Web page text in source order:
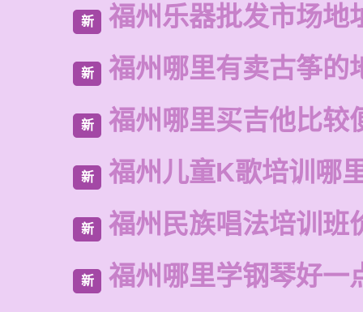
新 福州乐器批发市场地
新 福州哪里有卖古筝的
新 福州哪里买吉他比较
新 福州儿童K歌培训哪
新 福州民族唱法培训班
新 福州哪里学钢琴好一